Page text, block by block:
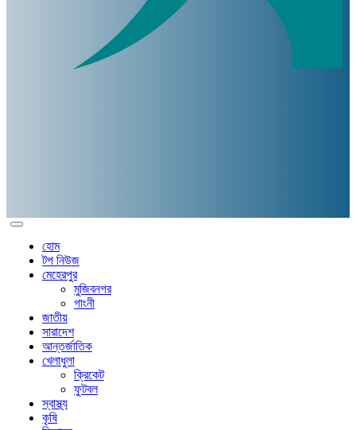
হোম
টপ নিউজ
মেহেরপুর
মুজিবনগর
গাংনী
জাতীয়
সারাদেশ
আন্তর্জাতিক
খেলাধুলা
ক্রিকেট
ফুটবল
স্বাস্থ্য
কৃষি